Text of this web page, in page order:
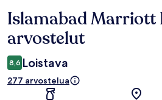
Arvostelut
Islamabad Marriott
arvostelut
8,6 Loistava
277 arvostelua